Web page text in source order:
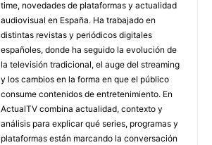
time, novedades de plataformas y actualidad
audiovisual en España. Ha trabajado en
distintas revistas y periódicos digitales
españoles, donde ha seguido la evolución de
la televisión tradicional, el auge del streaming
y los cambios en la forma en que el público
consume contenidos de entretenimiento. En
ActualTV combina actualidad, contexto y
análisis para explicar qué series, programas y
plataformas están marcando la conversación